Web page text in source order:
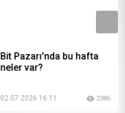
Bit Pazarı'nda bu hafta
neler var?
02.07.2026 16:11 2386